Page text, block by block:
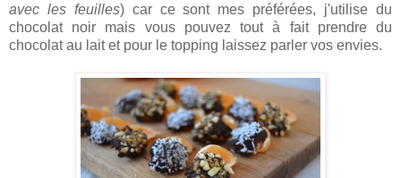
avec les feuilles) car ce sont mes préférées, j'utilise du
chocolat noir mais vous pouvez tout à fait prendre du
chocolat au lait et pour le topping laissez parler vos envies.